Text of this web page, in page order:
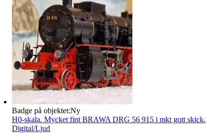
Badge på objektet:Ny
H0-skala. Mycket fint BRAWA DRG 56 915 i mkt gott skick.
Digital/Ljud